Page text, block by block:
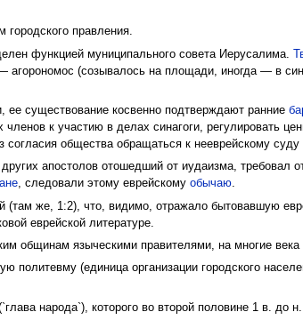
правления.
функцией муниципального совета Иерусалима.
(созывалось на площади, иногда — в
ее существование косвенно подтверждают ранние
к участию в делах синагоги, регулировать
общества обращаться к нееврейскому
апостолов отошедший от иудаизма, требовал
, следовали этому еврейскомуобычаю.
(там же, 1:2), что, видимо, отражало бытовавшую
еврейской литературе.
общинам языческими правителями, на многие
политевму (единица организации городского
народа`), которого во второй половине 1 в. до